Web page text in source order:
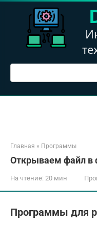
Перейти
Поиск:
Главная » Программы
Открываем файл в
На чтение: 20 мин
Программы для